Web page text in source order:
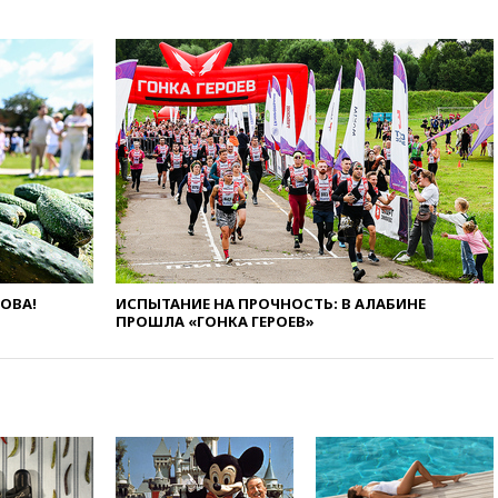
12:36Экспорт растворимого
кофе из России достиг
рекордных показателей
12:30Российские войска
взяли под контроль село
Анискино в Харьковской
области
12:15Минцифры РФ не
планирует вводить
ограничения на доступ детей
в соцсети
11:58Резаи: Иран не допустит
Ормузском проливе
громких взрывах
11:41
ТПП предлагает
изменить процедуру
ИСПЫТАНИЕ НА ПРОЧНОСТЬ: В АЛАБИНЕ
ПРОШЛА «ГОНКА ГЕРОЕВ»